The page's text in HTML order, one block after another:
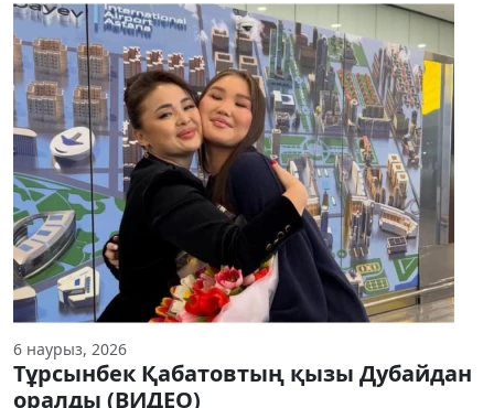
6 наурыз, 2026
Тұрсынбек Қабатовтың қызы Дубайдан
оралды (ВИДЕО)